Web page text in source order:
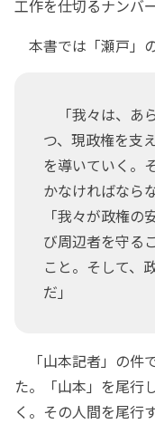
工作を仕切るナンバ
本書では「瀬戸」
「我々は、あ
つ、現政権を支
を導いていく。
かなければなら
「我々が政権
び周辺者を守る
こと。そして、
だ」
「山本記者」の件
た。「山本」を尾行
く。その人間を尾行